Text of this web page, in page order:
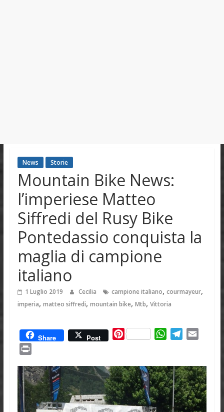
News Storie
Mountain Bike News:
l’imperiese Matteo
Siffredi del Rusy Bike
Pontedassio conquista la
maglia di campione
italiano
1 Luglio 2019 Cecilia campione italiano, courmayeur,
imperia, matteo siffredi, mountain bike, Mtb, Vittoria
Share Post
P
t
e
r
e
W
t
s
A
p
e
g
r
a
i
l
i
n
t